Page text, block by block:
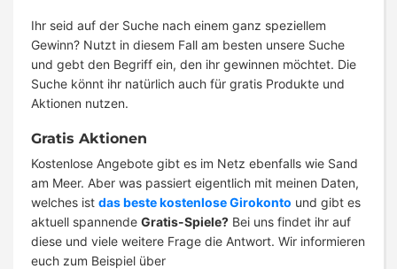
Ihr seid auf der Suche nach einem ganz speziellem
Gewinn? Nutzt in diesem Fall am besten unsere Suche
und gebt den Begriff ein, den ihr gewinnen möchtet. Die
Suche könnt ihr natürlich auch für gratis Produkte und
Aktionen nutzen.
Gratis Aktionen
Kostenlose Angebote gibt es im Netz ebenfalls wie Sand
am Meer. Aber was passiert eigentlich mit meinen Daten,
welches ist das beste kostenlose Girokonto und gibt es
aktuell spannende Gratis-Spiele? Bei uns findet ihr auf
diese und viele weitere Frage die Antwort. Wir informieren
euch zum Beispiel über